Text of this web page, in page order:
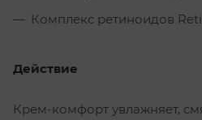
Комплекс ретиноидов
Действие
Крем-комфорт увлажняет,